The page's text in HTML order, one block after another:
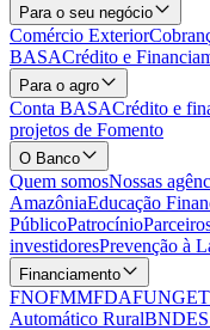
Para o seu negócio
Comércio Exterior
BASACrédito e
Para o agro
Conta BASACrédito e
projetos de Fomento
O Banco
Quem somosNossas
AmazôniaEducação
PúblicoPatrocínio
investidoresPrevenção à
Financiamento
FNOFMMFDA
Automático Rural